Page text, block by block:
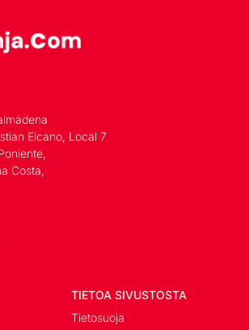
Elcano, Local 7
Costa,
TIETOA SIVUSTOSTA
Tietosuoja